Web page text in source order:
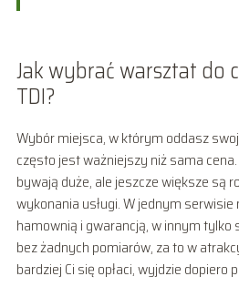
Jak wybrać warsztat do
TDI?
Wybór miejsca, w którym oddasz
często jest ważniejszy niż sama
bywają duże, ale jeszcze większe są
wykonania usługi. W jednym serwisie
hamownią i gwarancją, w innym tylko
bez żadnych pomiarów, za to w
bardziej Ci się opłaci, wyjdzie dopiero